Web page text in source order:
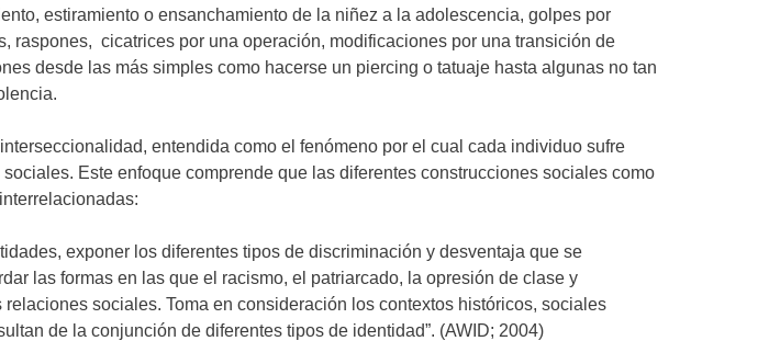
estiramiento o ensanchamiento de la niñez a la adolescencia, golpes por
cicatrices por una operación, modificaciones por una transición de
desde las más simples como hacerse un piercing o tatuaje hasta algunas no tan
entendida como el fenómeno por el cual cada individuo sufre
Este enfoque comprende que las diferentes construcciones sociales como
exponer los diferentes tipos de discriminación y desventaja que se
las formas en las que el racismo, el patriarcado, la opresión de clase y
sociales. Toma en consideración los contextos históricos, sociales
de la conjunción de diferentes tipos de identidad”. (AWID; 2004)